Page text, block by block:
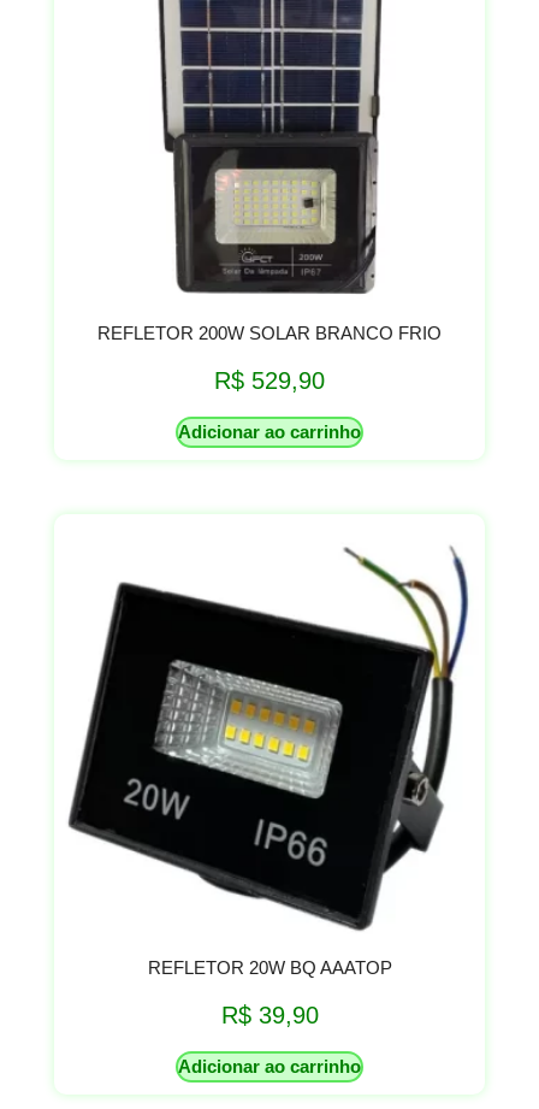
REFLETOR 200W SOLAR BRANCO FRIO
R$ 529,90
Adicionar ao carrinho
REFLETOR 20W BQ AAATOP
R$39,90
Adicionar ao carrinho